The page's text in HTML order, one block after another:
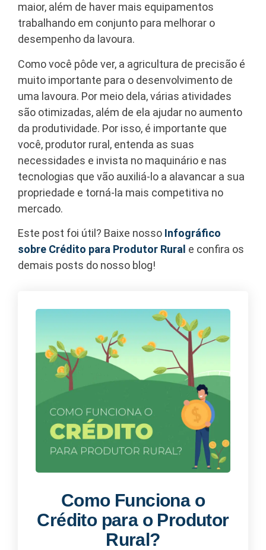
maior, além de haver mais equipamentos
trabalhando em conjunto para melhorar o
desempenho da lavoura.
Como você pôde ver, a agricultura de precisão é
muito importante para o desenvolvimento de
uma lavoura. Por meio dela, várias atividades
são otimizadas, além de ela ajudar no aumento
da produtividade. Por isso, é importante que
você, produtor rural, entenda as suas
necessidades e invista no maquinário e nas
tecnologias que vão auxiliá-lo a alavancar a sua
propriedade e torná-la mais competitiva no
mercado.
Este post foi útil? Baixe nosso Infográfico
sobre Crédito para Produtor Rural e confira os
demais posts do nosso blog!
Como Funciona o
Crédito para o Produtor
Rural?